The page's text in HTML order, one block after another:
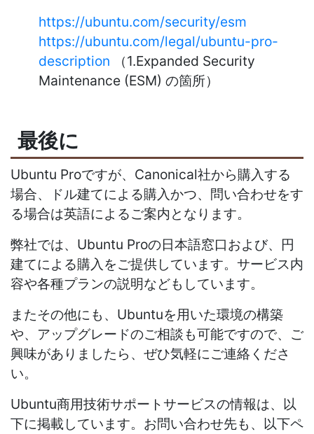
https://ubuntu.com/security/esm
https://ubuntu.com/legal/ubuntu-pro-
description （1.Expanded Security
Maintenance (ESM) の箇所）
最後に
Ubuntu Proですが、Canonical社から購入する
場合、ドル建てによる購入かつ、問い合わせをす
る場合は英語によるご案内となります。
弊社では、Ubuntu Proの日本語窓口および、円
建てによる購入をご提供しています。サービス内
容や各種プランの説明などもしています。
またその他にも、Ubuntuを用いた環境の構築
や、アップグレードのご相談も可能ですので、ご
興味がありましたら、ぜひ気軽にご連絡くださ
い。
Ubuntu商用技術サポートサービスの情報は、以
下に掲載しています。お問い合わせ先も、以下ペ